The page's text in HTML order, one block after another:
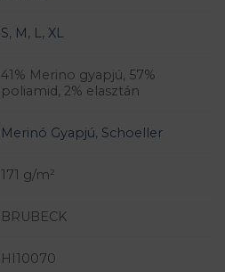
S, M, L,XL
41% Merino gyapjú, 57%
poliamid, 2% elasztán
Merinó Gyapjú, Schoeller
171 g/m²
BRUBECK
HI10070